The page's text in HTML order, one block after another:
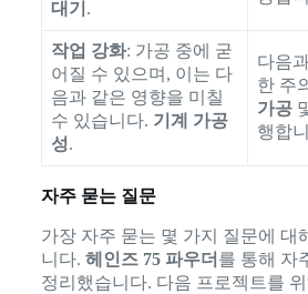
대기 .
작업 강화: 가공 중에 굳
어질 수 있으며, 이는 다
음과 같은 영향을 미칠
수 있습니다. 기계 가공
성.
다음
한 주
가공
행합
자주 묻는 질문
가장 자주 묻는 몇 가지 질문에 대
니다. 헤인즈 75 파우더 를 통해 자
정리했습니다. 다음 프로젝트를